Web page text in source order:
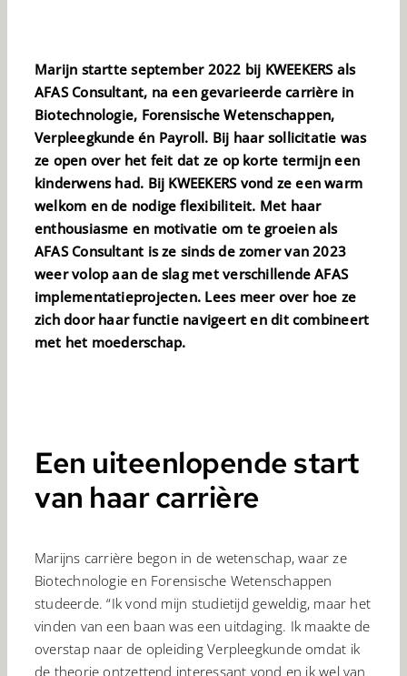
Marijn startte september 2022 bij KWEEKERS als
AFAS Consultant, na een gevarieerde carrière in
Biotechnologie, Forensische Wetenschappen,
Verpleegkunde én Payroll. Bij haar sollicitatie was
ze open over het feit dat ze op korte termijn een
kinderwens had. Bij KWEEKERS vond ze een warm
welkom en de nodige flexibiliteit. Met haar
enthousiasme en motivatie om te groeien als
AFAS Consultant is ze sinds de zomer van 2023
weer volop aan de slag met verschillende AFAS
implementatieprojecten. Lees meer over hoe ze
zich door haar functie navigeert en dit combineert
met het moederschap.
Een uiteenlopende start
van haar carrière
Marijns carrière begon in de wetenschap, waar ze
Biotechnologie en Forensische Wetenschappen
studeerde. “Ik vond mijn studietijd geweldig, maar het
vinden van een baan was een uitdaging. Ik maakte de
overstap naar de opleiding Verpleegkunde omdat ik
de theorie ontzettend interessant vond en ik wel van